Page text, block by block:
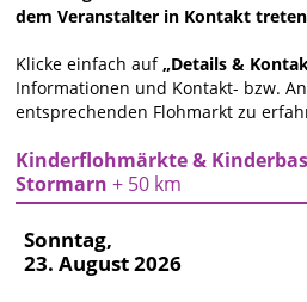
dem Veranstalter in Kontakt
Klicke einfach auf„Details &
Informationen und Kontakt- bzw.
entsprechenden Flohmarkt zu
Kinderflohmärkte &
Stormarn+ 50 km
Sonntag,
23. August 2026